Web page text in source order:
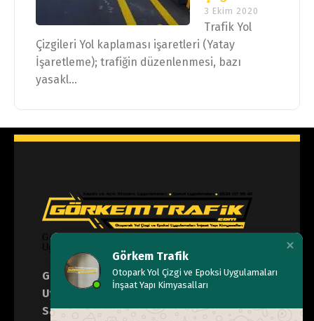
3 Ekim 2020
Trafik Yol
Çizgileri Yol kaplaması işaretleri (Yatay
İşaretleme); trafiğin düzenlenmesi, bazı
yasakl...
Görkem Otopark Trafik Yol Çizgi ve Epoksi
Uygulamaları İnşaat Yapı Kimyasalları
San. Tic. Ltd. Şti., otopark, yol ve
Görkem Trafik
Otopark Yol Çizgi ve Epoksi Uygulamaları
İnşaat Yapı Kimyasalları